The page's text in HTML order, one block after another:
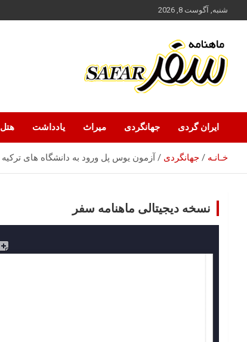
محتوا
شنبه, آگوست 8, 2026
سفر آنلاین
ایران گردی جهانگردی میراث یادداشت هتل
خـانـه جهانگردی آزمون یوس پل ورود به دانشگاه های ترکیه
نسخه دیجیتالی ماهنامه سفر